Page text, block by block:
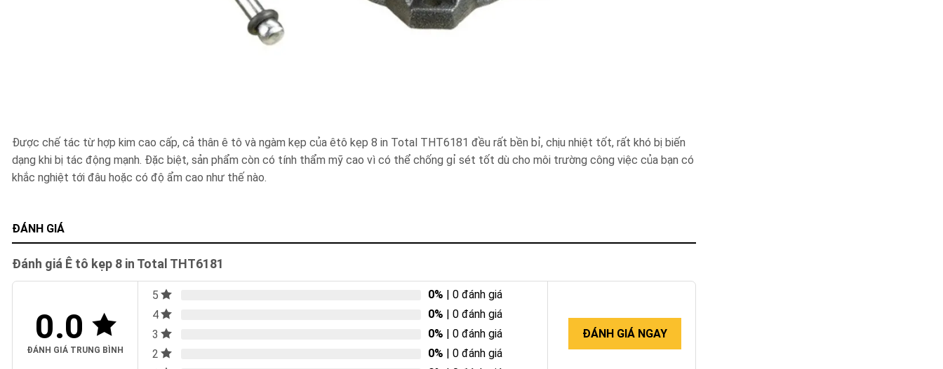
Được chế tác từ hợp kim cao cấp, cả thân ê tô và ngàm kẹp của êtô kẹp 8 in Total THT6181 đều rất bền bỉ, chịu nhiệt tốt, rất khó bị biến
dạng khi bị tác động mạnh. Đặc biệt, sản phẩm còn có tính thẩm mỹ cao vì có thể chống gỉ sét tốt dù cho môi trường công việc của bạn có
khắc nghiệt tới đâu hoặc có độ ẩm cao như thế nào.
ĐÁNH GIÁ
Đánh giá Ê tô kẹp 8 in Total THT6181
0.0
ĐÁNH GIÁ TRUNG BÌNH
5 0% | 0 đánh giá
4
0% | 0 đánh giá
3
0% | 0 đánh giá
2
0% | 0 đánh giá
ĐÁNH GIÁ NGAY